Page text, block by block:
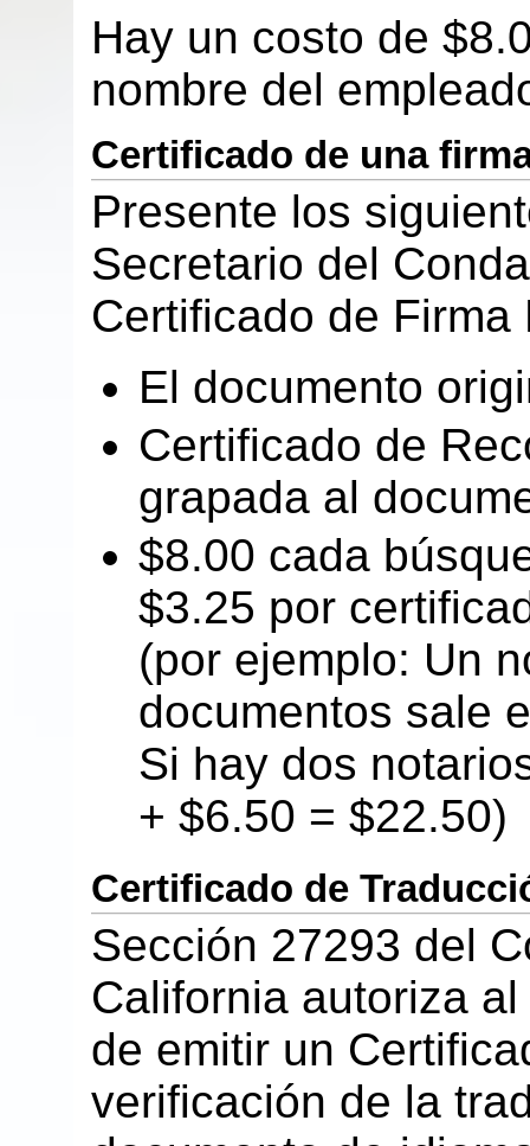
Hay un costo de
nombre del
Certificado de una
Presente los
Secretario del
Certificado de
El documento
Certificado de
grapada al
$8.00 cada
$3.25 por
(por ejemplo: Un
documentos sale
Si hay dos
+ $6.50 = $22.50)
Certificado de
Sección 27293 del
California autoriza
de emitir un
verificación de la